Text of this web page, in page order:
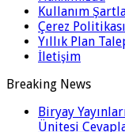
Kullanım
Çerez Politikası
Yıllık Plan
İletişim
Breaking News
Biryay
Ünitesi